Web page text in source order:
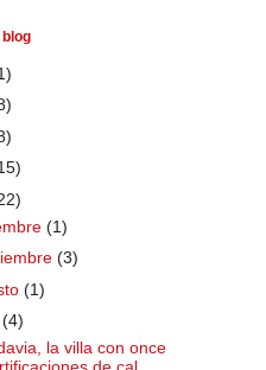
(1)
(3)
(1)
(4)
la villa con once